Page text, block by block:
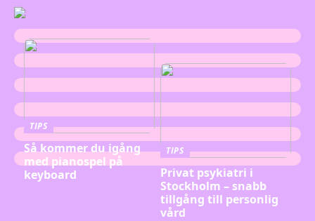
TIPS
Så kommer du igång
med pianospel på
keyboard
TIPS
Privat psykiatri i
Stockholm – snabb
tillgång till personlig
vård